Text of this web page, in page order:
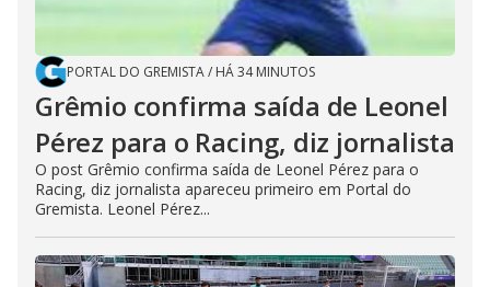
PORTAL DO GREMISTA/ HÁ 34 MINUTOS
Grêmio confirma saída de Leonel
Pérez para o Racing, diz jornalista
O post Grêmio confirma saída de Leonel Pérez para o
Racing, diz jornalista apareceu primeiro em Portal do
Gremista. Leonel Pérez...